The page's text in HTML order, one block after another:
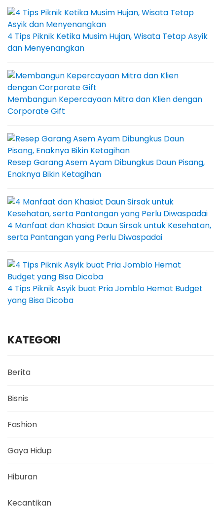
4 Tips Piknik Ketika Musim Hujan, Wisata Tetap Asyik
dan Menyenangkan
Membangun Kepercayaan Mitra dan Klien dengan
Corporate Gift
Resep Garang Asem Ayam Dibungkus Daun Pisang,
Enaknya Bikin Ketagihan
4 Manfaat dan Khasiat Daun Sirsak untuk Kesehatan,
serta Pantangan yang Perlu Diwaspadai
4 Tips Piknik Asyik buat Pria Jomblo Hemat Budget
yang Bisa Dicoba
KATEGORI
Berita
Bisnis
Fashion
Gaya Hidup
Hiburan
Kecantikan